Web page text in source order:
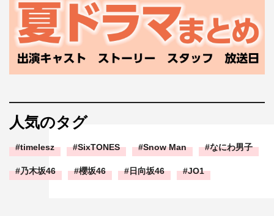
人気のタグ
timelesz SixTONES Snow Man なにわ男子
乃木坂46 櫻坂46 日向坂46 JO1